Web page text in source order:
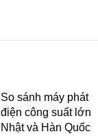
So sánh máy phát
điện công suất lớn
Nhật và Hàn Quốc